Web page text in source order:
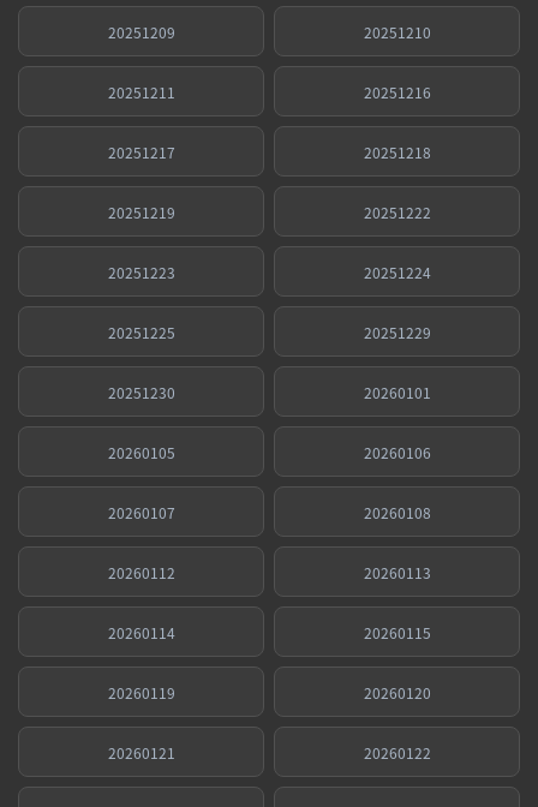
20251209 20251210
20251211 20251216
20251217 20251218
20251219 20251222
20251223 20251224
20251225 20251229
20251230 20260101
20260105 20260106
20260107 20260108
20260112 20260113
20260114 20260115
20260119 20260120
20260121 20260122